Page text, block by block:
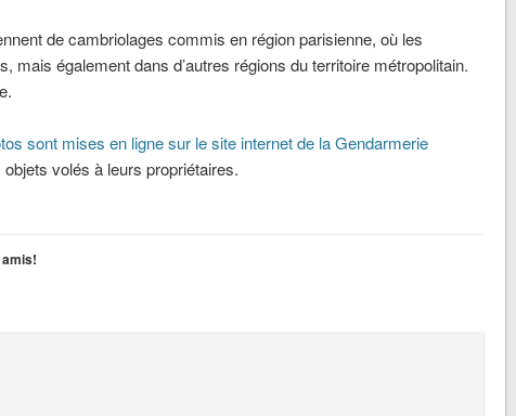
de cambriolages commis en région parisienne, où les
mais également dans d’autres régions du territoire métropolitain.
sont mises en ligne sur le site internet de la Gendarmerie
volés à leurs propriétaires.